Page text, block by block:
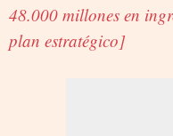
48.000 millones en
plan estratégico]